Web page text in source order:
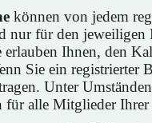
können von jedem
nur für den jeweiligen
Ihnen, den
Sie ein registrierter
Unter
für alle Mitglieder